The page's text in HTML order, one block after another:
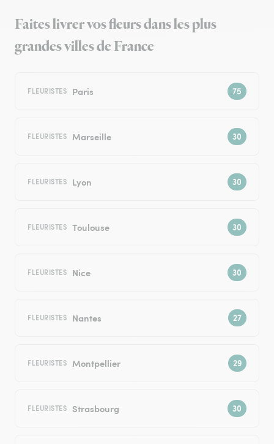
Faites livrer vos fleurs dans les plus
grandes villes de France
FLEURISTES Paris
FLEURISTES Marseille
FLEURISTES Lyon
FLEURISTES Toulouse
FLEURISTES Nice
FLEURISTES Nantes
FLEURISTES Montpellier
FLEURISTES Strasbourg